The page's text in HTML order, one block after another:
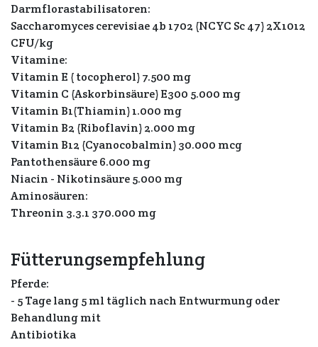
Darmflorastabilisatoren:
Saccharomyces cerevisiae 4b 1702 (NCYC Sc 47) 2X1012
CFU/kg
Vitamine:
Vitamin E ( tocopherol) 7.500 mg
Vitamin C (Askorbinsäure) E300 5.000 mg
Vitamin B1(Thiamin) 1.000 mg
Vitamin B2 (Riboflavin) 2.000 mg
Vitamin B12 (Cyanocobalmin) 30.000 mcg
Pantothensäure 6.000 mg
Niacin - Nikotinsäure 5.000 mg
Aminosäuren:
Threonin 3.3.1 370.000 mg
Fütterungsempfehlung
Pferde:
- 5 Tage lang 5 ml täglich nach Entwurmung oder
Behandlung mit
Antibiotika